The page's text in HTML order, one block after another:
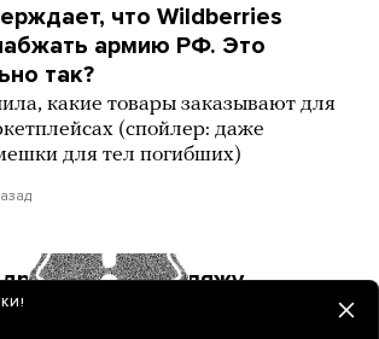
что Wildberries
армию РФ. Это
так?
какие товары заказывают для
(спойлер: даже
для тел погибших)
попал по пляжу
Куда он летел? Его сбили?